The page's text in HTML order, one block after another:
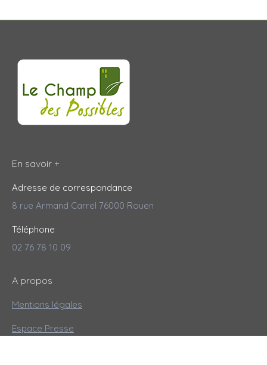
En savoir +
Adresse de correspondance
8 rue Armand Carrel 76000 Rouen
Téléphone
02 76 78 10 09
A propos
Mentions légales
Espace Presse